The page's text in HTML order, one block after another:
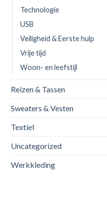
Technologie
USB
Veiligheid & Eerste hulp
Vrije tijd
Woon- en leefstijl
Reizen & Tassen
Sweaters & Vesten
Textiel
Uncategorized
Werkkleding